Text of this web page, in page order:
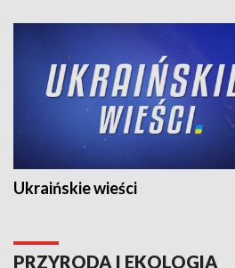
Ukraińskie wieści
PRZYRODA I EKOLOGIA